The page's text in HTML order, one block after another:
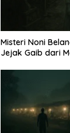
Misteri Noni
Jejak Gaib dari